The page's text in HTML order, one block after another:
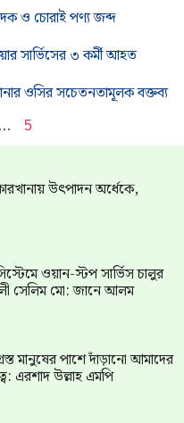
ও চোরাই পণ্য জব্দ
সার্ভিসের ৩ কর্মী আহত
ওসির সচেতনতামূলক বক্তব্য
… 5
উৎপাদন অর্ধেকে,
ওয়ান-স্টপ সার্ভিস চালুর
সেলিম মো: জানে আলম
মানুষের পাশে দাঁড়ানো আমাদের
এরশাদ উল্লাহ এমপি